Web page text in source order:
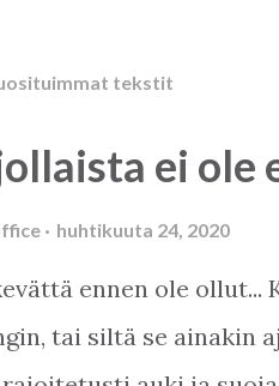
tekstit
ei ole
huhtikuuta 24, 2020
ennen ole ollut...
tai siltä se ainakin